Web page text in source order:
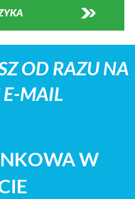
OD RAZU NA
E-MAIL
W